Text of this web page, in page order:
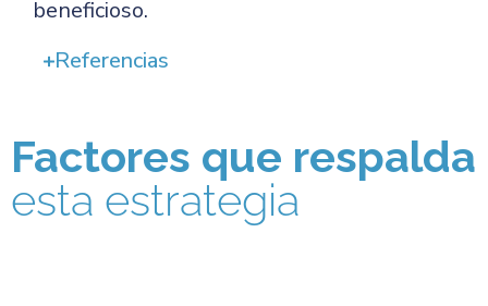
beneficioso.
Referencias
Factores que respalda
esta estrategia